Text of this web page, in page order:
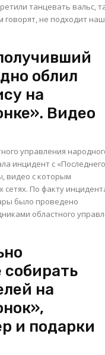
говорят, не подходит
облил
на
Видео
управления
инцидент с «Последнего
видео с которым
в
было проведено
областного
собирать
на
и подарки